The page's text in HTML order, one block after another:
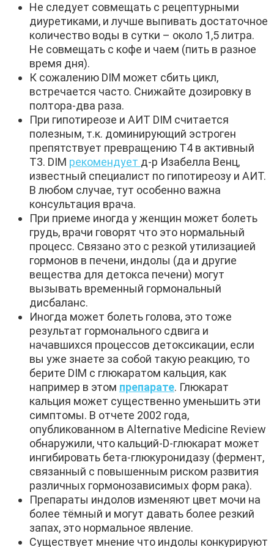
Не следует совмещать с рецептурными
диуретиками, и лучше выпивать достаточное
количество воды в сутки – около 1,5 литра.
Не совмещать с кофе и чаем (пить в разное
время дня).
К сожалению DIM может сбить цикл,
встречается часто. Снижайте дозировку в
полтора-два раза.
При гипотиреозе и АИТ DIM считается
полезным, т.к. доминирующий эстроген
препятствует превращению Т4 в активный
Т3. DIM рекомендует д-р Изабелла Венц,
известный специалист по гипотиреозу и АИТ.
В любом случае, тут особенно важна
консультация врача.
При приеме иногда у женщин может болеть
грудь, врачи говорят что это нормальный
процесс. Связано это с резкой утилизацией
гормонов в печени, индолы (да и другие
вещества для детокса печени) могут
вызывать временный гормональный
дисбаланс.
Иногда может болеть голова, это тоже
результат гормонального сдвига и
начавшихся процессов детоксикации, если
вы уже знаете за собой такую реакцию, то
берите DIM с глюкаратом кальция, как
например в этом препарате. Глюкарат
кальция может существенно уменьшить эти
симптомы. В отчете 2002 года,
опубликованном в Alternative Medicine Review
обнаружили, что кальций-D-глюкарат может
ингибировать бета-глюкуронидазу (фермент,
связанный с повышенным риском развития
различных гормонозависимых форм рака).
Препараты индолов изменяют цвет мочи на
более тёмный и могут давать более резкий
запах, это нормальное явление.
Существует мнение что индолы конкурируют